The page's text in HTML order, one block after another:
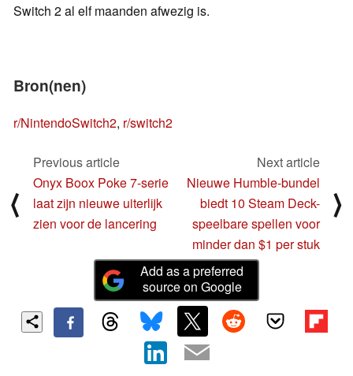
Switch 2 al elf maanden afwezig is.
Bron(nen)
r/NintendoSwitch2, r/switch2
⟨
Previous article
Onyx Boox Poke 7-serie
laat zijn nieuwe uiterlijk
zien voor de lancering
Next article
Nieuwe Humble-bundel
biedt 10 Steam Deck-
speelbare spellen voor
minder dan $1 per stuk
⟩
Add as a preferred
source on Google